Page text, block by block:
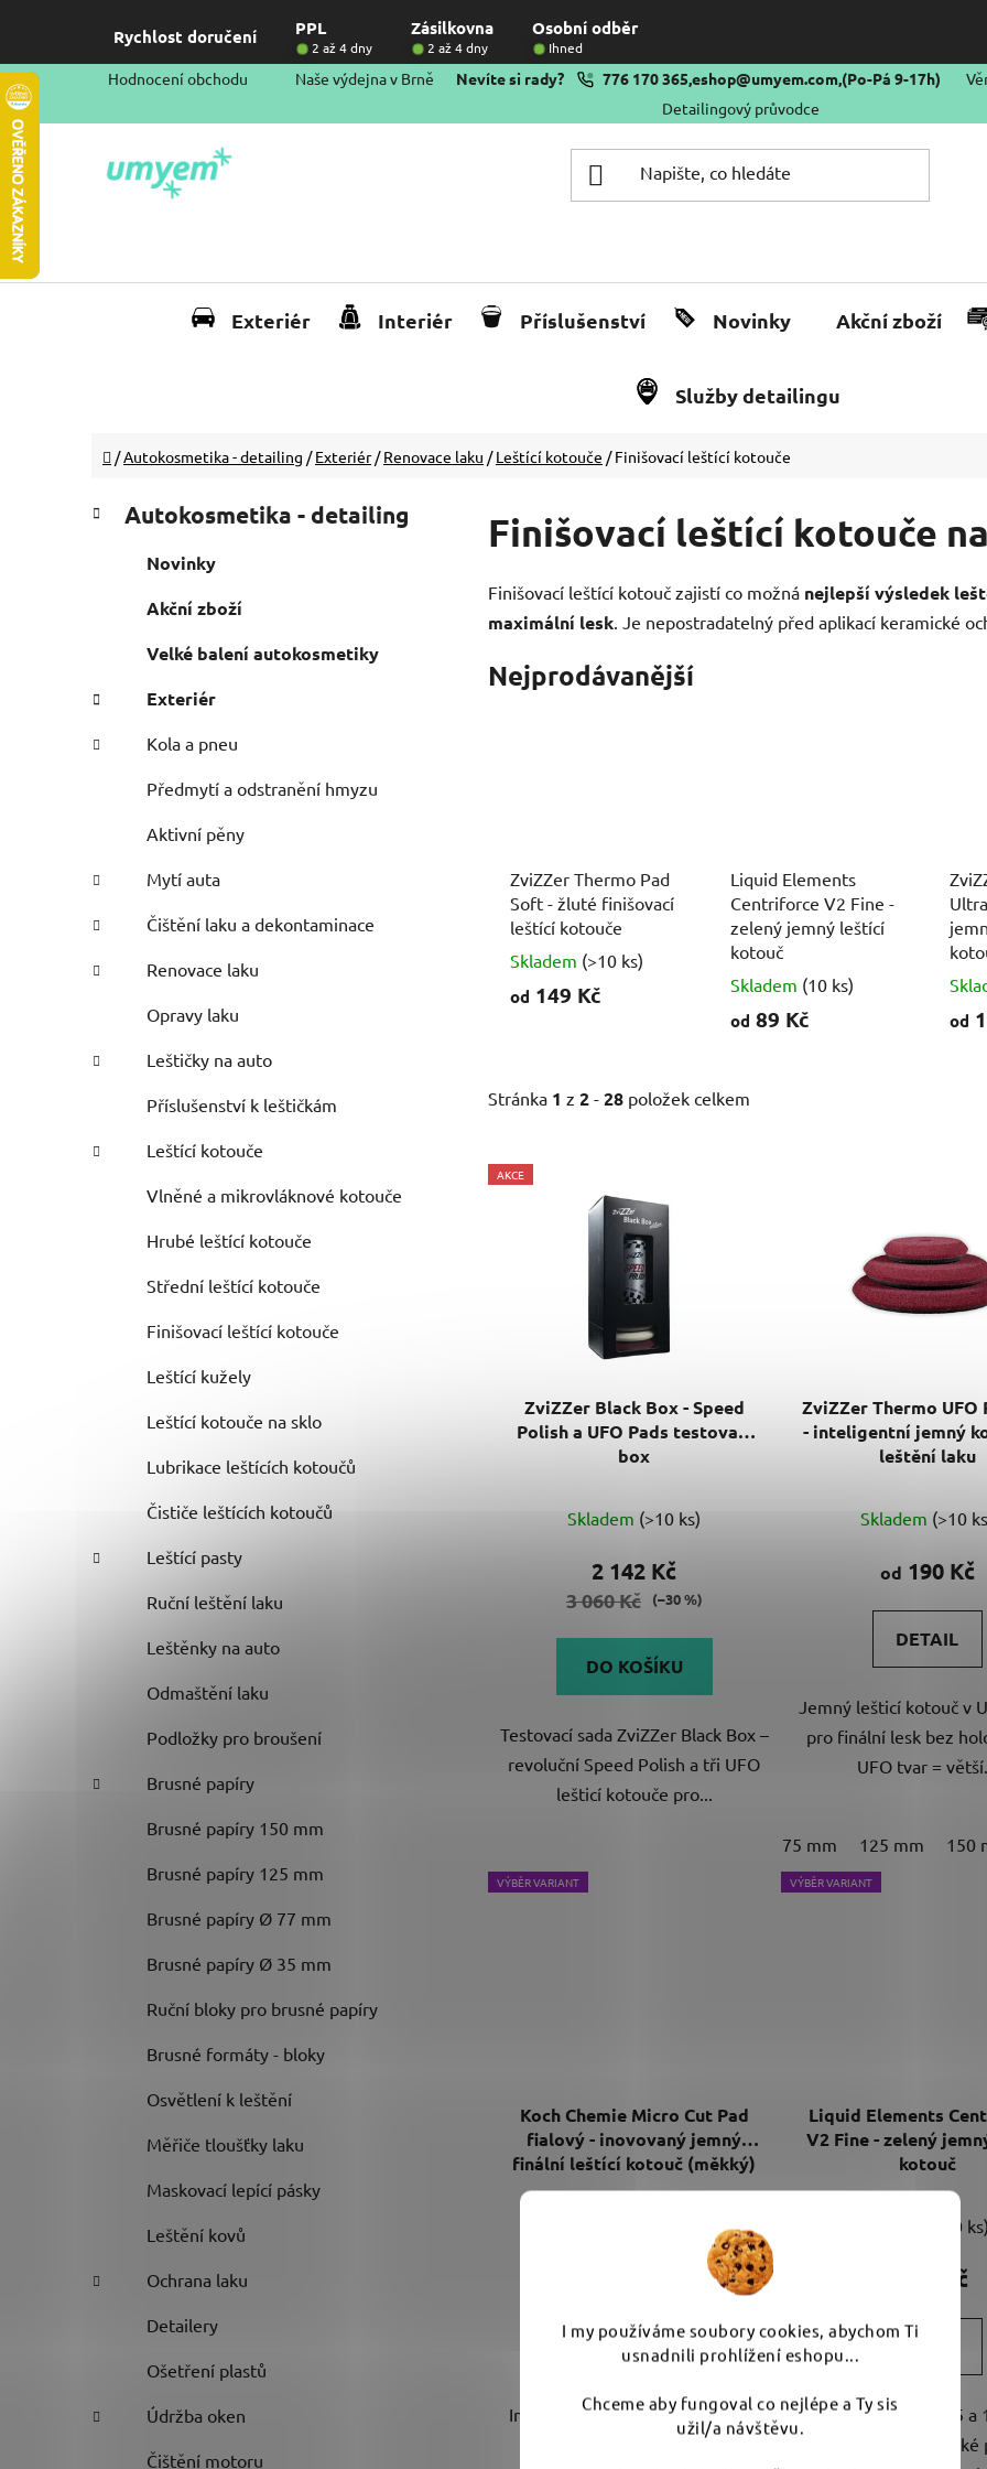
I my používáme soubory cookies, abychom Ti
usnadnili prohlížení eshopu...
Chceme aby fungoval co nejlépe a Ty sis
užil/a návštěvu.
obsah
Rychlost doručení PPL Zásilkovna Osobní odběr
2 až 4 dny 2 až 4 dny Ihned
Hodnocení obchodu Naše výdejna v Brně Nevíte si rady? 776 170 365,eshop@umyem.com,(Po-Pá 9-17h)
Detailingový průvodce
Exteriér Interiér Příslušenství Novinky Akční zboží
Služby detailingu
Domů
/Autokosmetika - detailing / Exteriér / Renovace laku / Leštící kotouče / Finišovací leštící kotouče
P
o
n
í
p
l
kategorie
a
e
Autokosmetika - detailing
Novinky
Akční zboží
Velké balení autokosmetiky
Exteriér
Kola a pneu
Předmytí a odstranění hmyzu
Aktivní pěny
Mytí auta
Čištění laku a dekontaminace
Renovace laku
Opravy laku
Leštičky na auto
Příslušenství k leštičkám
Leštící kotouče
Vlněné a mikrovláknové kotouče
Hrubé leštící kotouče
Střední leštící kotouče
Finišovací leštící kotouče
Leštící kužely
Leštící kotouče na sklo
Lubrikace leštících kotoučů
Čističe leštících kotoučů
Leštící pasty
Ruční leštění laku
Leštěnky na auto
Odmaštění laku
Podložky pro broušení
Brusné papíry
Brusné papíry 150 mm
Brusné papíry 125 mm
Brusné papíry Ø 77 mm
Brusné papíry Ø 35 mm
Ruční bloky pro brusné papíry
Brusné formáty - bloky
Osvětlení k leštění
Měřiče tloušťky laku
Maskovací lepící pásky
Leštění kovů
Ochrana laku
Detailery
Ošetření plastů
Údržba oken
Čištění motoru
Finišovací leštící kotouče
Finišovací leštící kotouč zajistí co možná nejlepší výsledek
maximální lesk Je nepostradatelný před aplikací keramické
Nejprodávanější
ZviZZer Thermo Pad
Soft - žluté finišovací
leštící kotouče
Skladem (>10 ks)
od 149 Kč
Liquid Elements
Centriforce V2 Fine -
zelený jemný leštící
kotouč
Skladem (10 ks)
od 89 Kč
od
Stránka 1 z 2 - 28 položek celkem
V
ý
AKCE
ZviZZer Black Box - Speed
Polish a UFO Pads testovací
box
hodnocení
produktu
je
5
Skladem (>10 ks)
2 142 Kč
3 060 Kč (–30 %)
DO KOŠÍKU
Testovací sada ZviZZer Black Box –
revoluční Speed Polish a tři UFO
lešticí kotouče pro...
ZviZZer Thermo UFO
- inteligentní jemný
leštění laku
Skladem (>10
od 190 Kč
DETAIL
Jemný lešticí kotouč v
pro finální lesk bez
UFO tvar = větší...
75 mm 125 mm 150
VÝBĚR VARIANT
Koch Chemie Micro Cut Pad
fialový - inovovaný jemný
finální leštící kotouč (měkký)
DETAIL
Inovovaný leštící kotouč z měkčí
pěny na hologramy a pro
VÝBĚR VARIANT
Liquid Elements
V2 Fine - zelený
kotouč
(10 ks)
89 Kč
Průměry 40, 75, 125 a
Leštící kotouč z